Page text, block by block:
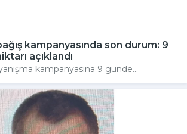
kampanyasında son durum: 9
açıklandı
kampanyasına 9 günde...